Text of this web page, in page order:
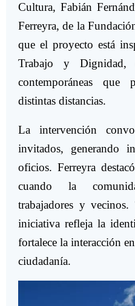
Cultura, Fabián
Ferreyra, de la
que el proyecto está
Trabajo y Dignidad,
contemporáneas
distintas distancias.
La intervención
invitados, generando
oficios. Ferreyra
cuando la
trabajadores y
iniciativa refleja la
fortalece la interacción
ciudadanía.